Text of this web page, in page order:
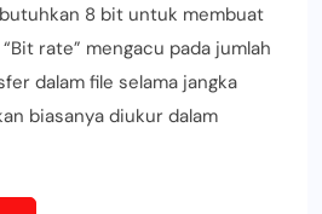
8 bit untuk membuat
rate” mengacu pada jumlah
dalam file selama jangka
biasanya diukur dalam